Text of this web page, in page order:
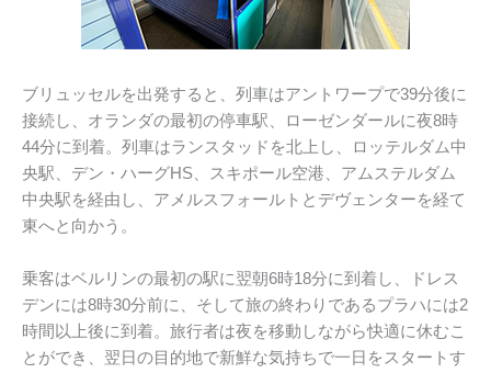
ブリュッセルを出発すると、列車はアントワープで39分後に
接続し、オランダの最初の停車駅、ローゼンダールに夜8時
44分に到着。列車はランスタッドを北上し、ロッテルダム中
央駅、デン・ハーグHS、スキポール空港、アムステルダム
中央駅を経由し、アメルスフォールトとデヴェンターを経て
東へと向かう。
乗客はベルリンの最初の駅に翌朝6時18分に到着し、ドレス
デンには8時30分前に、そして旅の終わりであるプラハには2
時間以上後に到着。旅行者は夜を移動しながら快適に休むこ
とができ、翌日の目的地で新鮮な気持ちで一日をスタートす